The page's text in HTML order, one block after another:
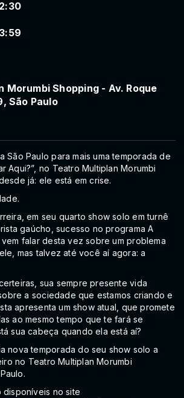
Morumbi Shopping - Av. Roque
São Paulo
São Paulo para mais uma temporada de
Aqui?”, no Teatro Multiplan Morumbi
já: ele está em crise.
em seu quarto show solo em turnê
gaúcho, sucesso no programa A
falar desta vez sobre um problema
mas talvez até você aí agora: a
sua sempre presente vida
a sociedade que estamos criando e
apresenta um show atual, que promete
ao mesmo tempo que te fará se
sua cabeça quando ela está aí?
nova temporada do seu show solo a
no Teatro Multiplan Morumbi
disponíveis no site